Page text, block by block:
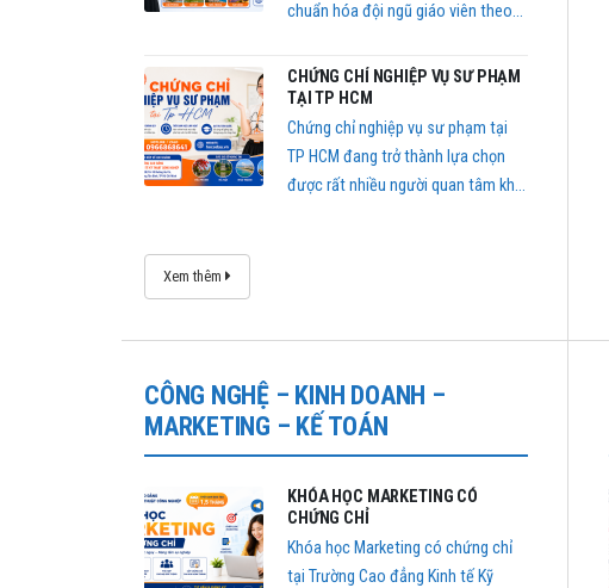
chuẩn hóa đội ngũ giáo viên theo
tham gia khóa học tiêu chuẩn chức
danh nghề nghiệp giáo viên THPT
đang trở thành nhu cầu cần thiết
đối với nhiều giáo viên trên toàn
quốc.
CHỨNG CHỈ NGHIỆP VỤ SƯ PHẠM
TẠI TP HCM
Chứng chỉ nghiệp vụ sư phạm tại
TP HCM đang trở thành lựa chọn
được rất nhiều người quan tâm khi
Xem thêm
CÔNG NGHỆ – KINH DOANH –
MARKETING – KẾ TOÁN
KHÓA HỌC MARKETING CÓ
CHỨNG CHỈ
Khóa học Marketing có chứng chỉ
tại Trường Cao đẳng Kinh tế Kỹ